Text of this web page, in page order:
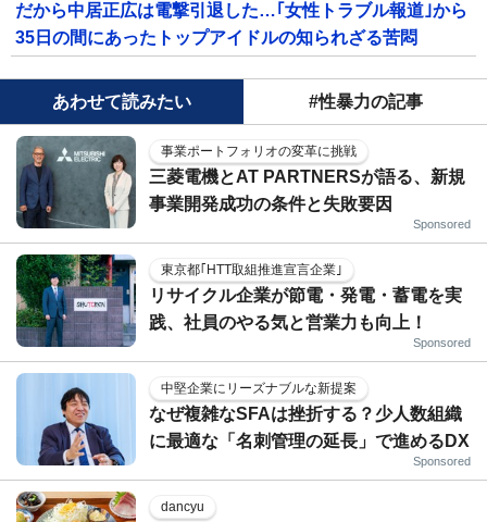
だから中居正広は電撃引退した…｢女性トラブル報道｣から
35日の間にあったトップアイドルの知られざる苦悶
あわせて読みたい #性暴力の記事
事業ポートフォリオの変革に挑戦
三菱電機とAT PARTNERSが語る、新規
事業開発成功の条件と失敗要因
Sponsored
東京都｢HTT取組推進宣言企業｣
リサイクル企業が節電・発電・蓄電を実
践、社員のやる気と営業力も向上！
Sponsored
中堅企業にリーズナブルな新提案
なぜ複雑なSFAは挫折する？少人数組織
に最適な「名刺管理の延長」で進めるDX
Sponsored
dancyu